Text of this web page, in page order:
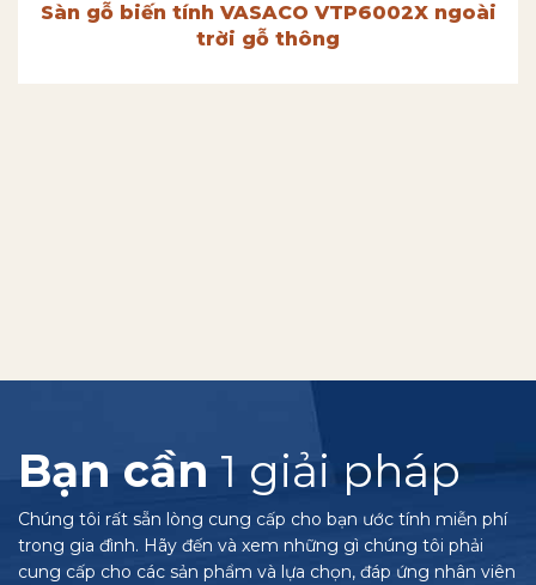
Sàn gỗ biến tính VASACO VTP6002X ngoài
trời gỗ thông
Bạn cần 1 giải pháp
Chúng tôi rất sẵn lòng cung cấp cho bạn ước tính miễn phí
trong gia đình. Hãy đến và xem những gì chúng tôi phải
cung cấp cho các sản phẩm và lựa chọn, đáp ứng nhân viên